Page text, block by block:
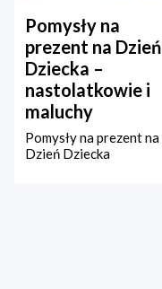
Pomysły na
prezent na Dzień
Dziecka –
nastolatkowie i
maluchy
Pomysły na prezent na
Dzień Dziecka